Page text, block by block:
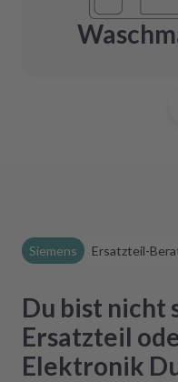
Siemens Ersatzteil-
Du bist nicht
Ersatzteil
Elektronik